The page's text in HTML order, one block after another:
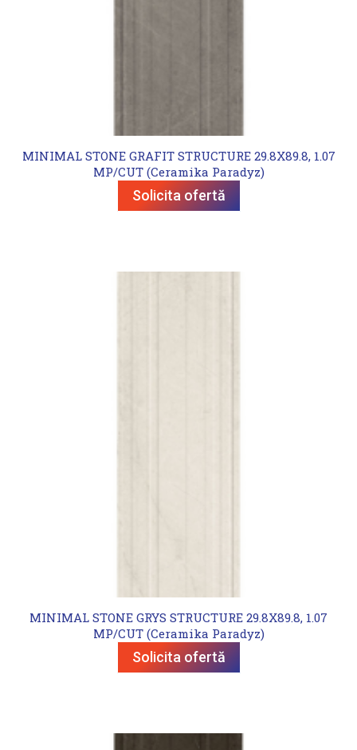
MINIMAL STONE GRAFIT STRUCTURE 29.8X89.8, 1.07
MP/CUT (Ceramika Paradyz)
Solicita ofertă
MINIMAL STONE GRYS STRUCTURE 29.8X89.8, 1.07
MP/CUT (Ceramika Paradyz)
Solicita ofertă